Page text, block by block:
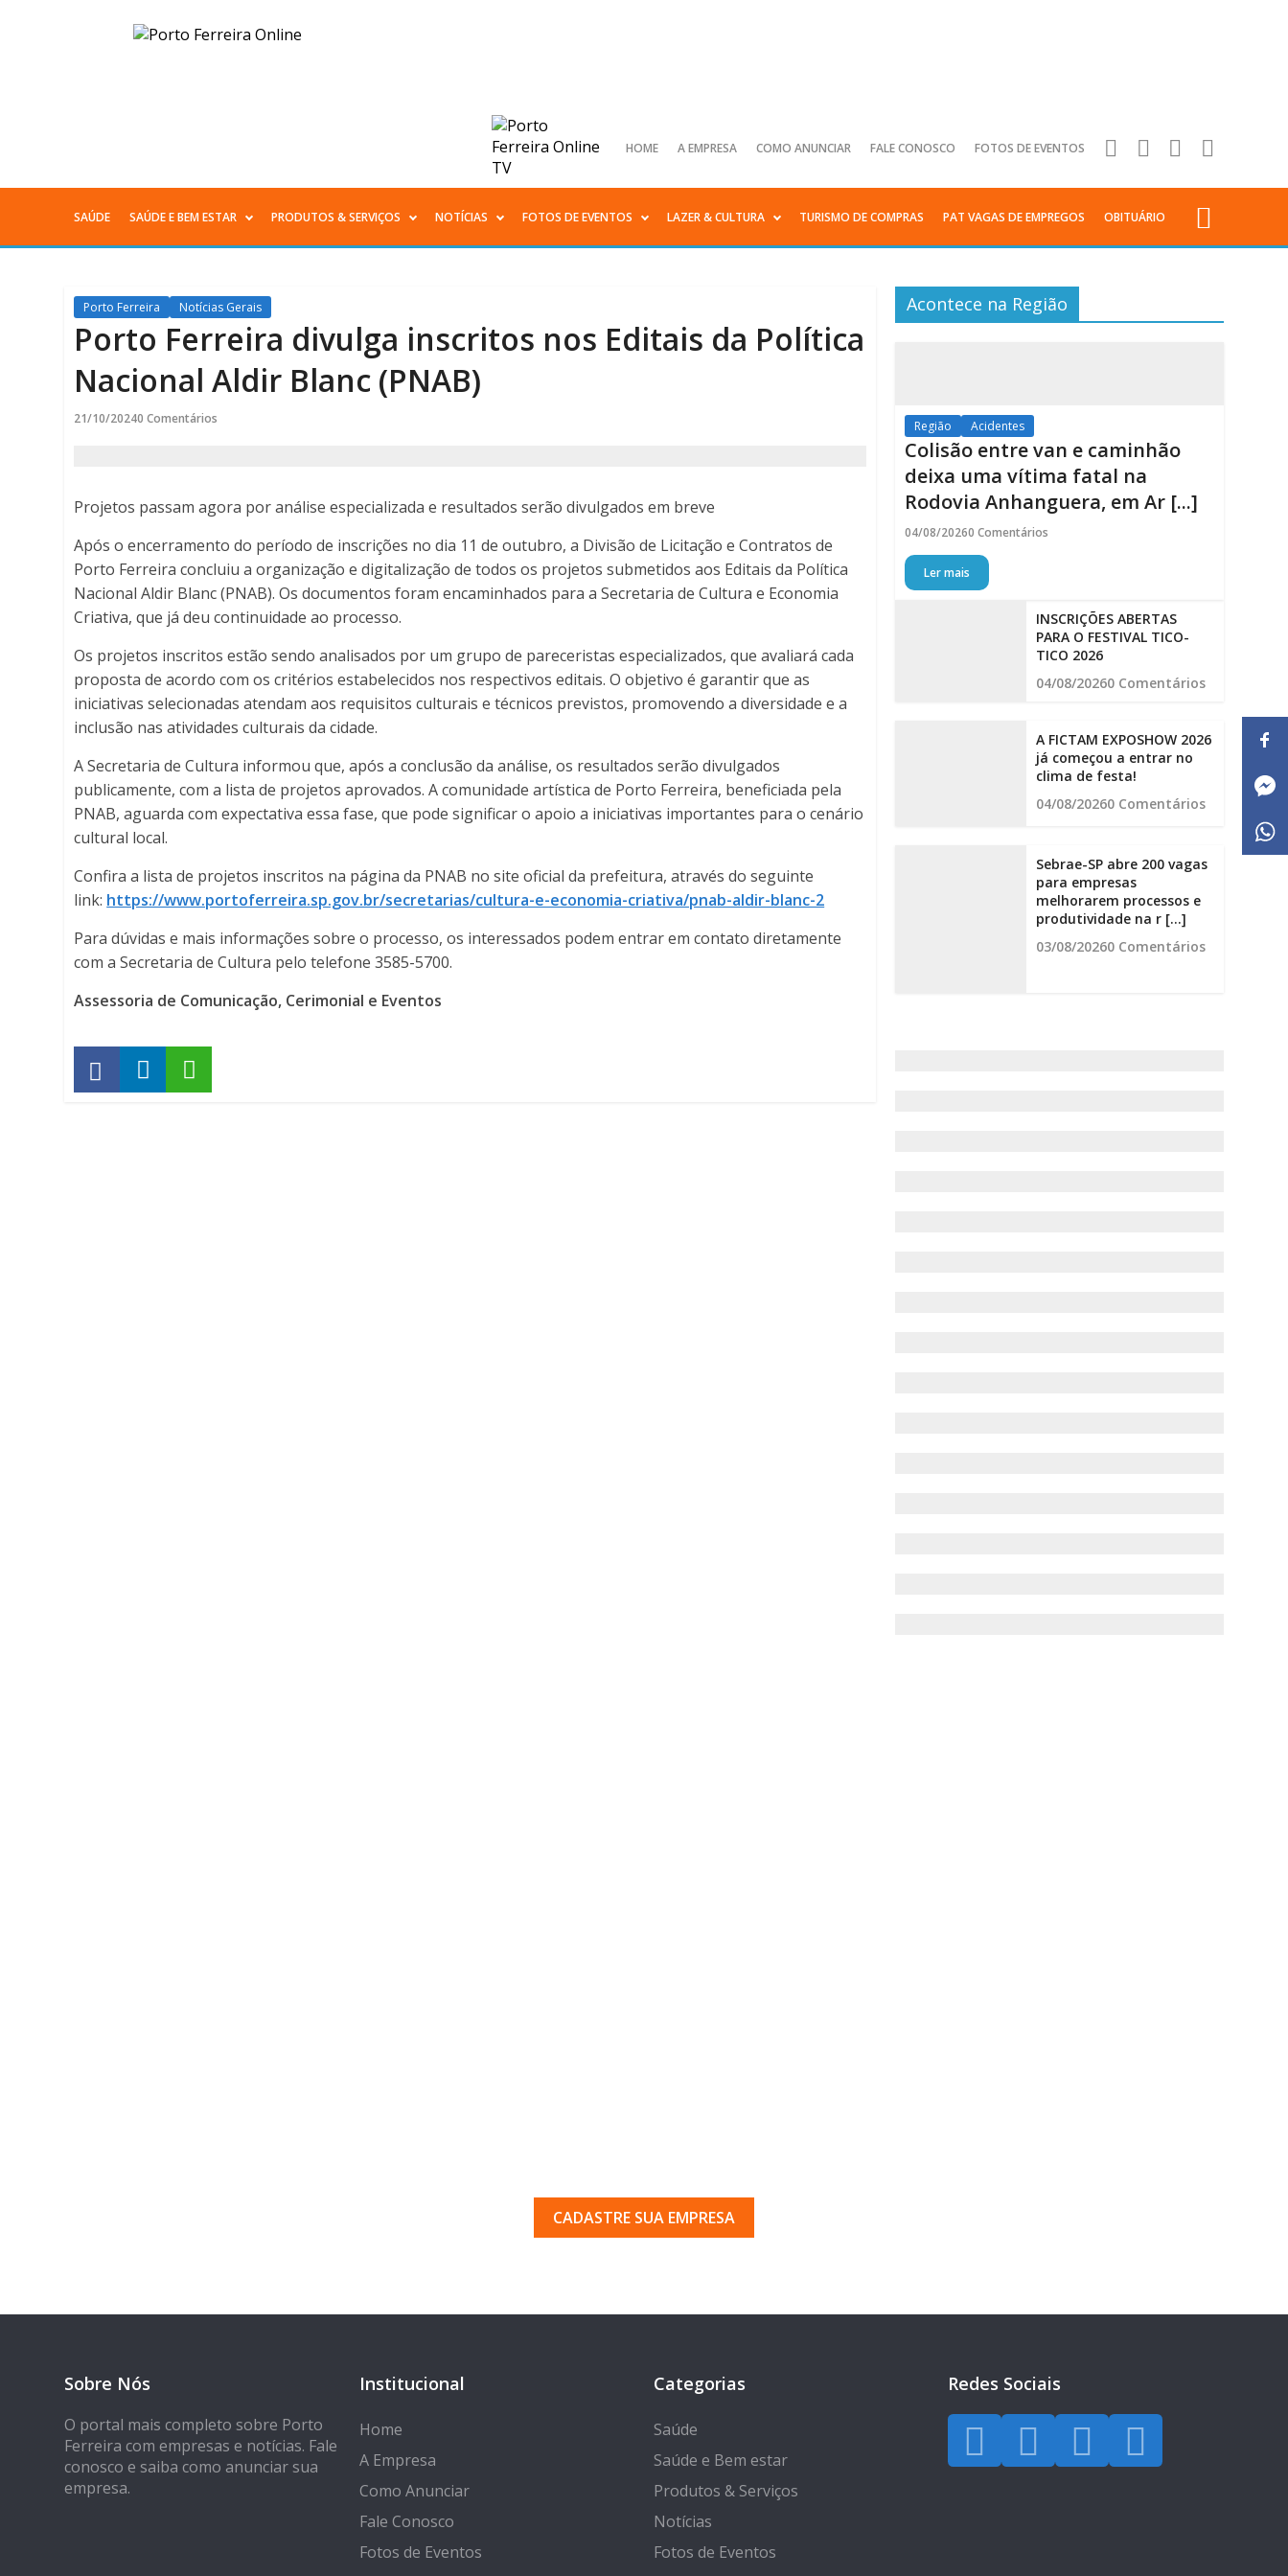
Porto
nos
Editais
da
Política
Nacional
Aldir
(PNAB)
-
Porto
Ferreira
Online
HOME A EMPRESA COMO ANUNCIAR FALE CONOSCO FOTOS DE EVENTOS
Menu
SAÚDE SAÚDE E BEM ESTAR PRODUTOS & SERVIÇOS NOTÍCIAS FOTOS DE EVENTOS LAZER & CULTURA TURISMO DE COMPRAS PAT VAGAS DE EMPREGOS OBITUÁRIO
Porto Ferreira Notícias Gerais
Porto Ferreira divulga inscritos nos Editais da Política
Nacional Aldir Blanc (PNAB)
21/10/20240 Comentários
Projetos passam agora por análise especializada e resultados serão divulgados em breve
Após o encerramento do período de inscrições no dia 11 de outubro, a Divisão de Licitação e Contratos de
Porto Ferreira concluiu a organização e digitalização de todos os projetos submetidos aos Editais da Política
Nacional Aldir Blanc (PNAB). Os documentos foram encaminhados para a Secretaria de Cultura e Economia
Criativa, que já deu continuidade ao processo.
Os projetos inscritos estão sendo analisados por um grupo de pareceristas especializados, que avaliará cada
proposta de acordo com os critérios estabelecidos nos respectivos editais. O objetivo é garantir que as
iniciativas selecionadas atendam aos requisitos culturais e técnicos previstos, promovendo a diversidade e a
inclusão nas atividades culturais da cidade.
A Secretaria de Cultura informou que, após a conclusão da análise, os resultados serão divulgados
publicamente, com a lista de projetos aprovados. A comunidade artística de Porto Ferreira, beneficiada pela
PNAB, aguarda com expectativa essa fase, que pode significar o apoio a iniciativas importantes para o cenário
cultural local.
Confira a lista de projetos inscritos na página da PNAB no site oficial da prefeitura, através do seguinte
link: https://www.portoferreira.sp.gov.br/secretarias/cultura-e-economia-criativa/pnab-aldir-blanc-2
Para dúvidas e mais informações sobre o processo, os interessados podem entrar em contato diretamente
com a Secretaria de Cultura pelo telefone 3585-5700.
Assessoria de Comunicação, Cerimonial e Eventos
Acontece na Região
Região Acidentes
Colisão entre van e caminhão
deixa uma vítima fatal na
Rodovia Anhanguera, em Ar [...]
04/08/20260 Comentários
Ler mais
INSCRIÇÕES ABERTAS
PARA O FESTIVAL TICO-
TICO 2026
04/08/20260 Comentários
A FICTAM EXPOSHOW 2026
já começou a entrar no
clima de festa!
04/08/20260 Comentários
Sebrae-SP abre 200 vagas
para empresas
melhorarem processos e
produtividade na r [...]
03/08/20260 Comentários
CADASTRE SUA EMPRESA
Sobre Nós
O portal mais completo sobre Porto
Ferreira com empresas e notícias. Fale
conosco e saiba como anunciar sua
empresa.
Institucional
Home
A Empresa
Como Anunciar
Fale Conosco
Fotos de Eventos
Categorias
Saúde
Saúde e Bem estar
Produtos & Serviços
Notícias
Fotos de Eventos
Redes Sociais